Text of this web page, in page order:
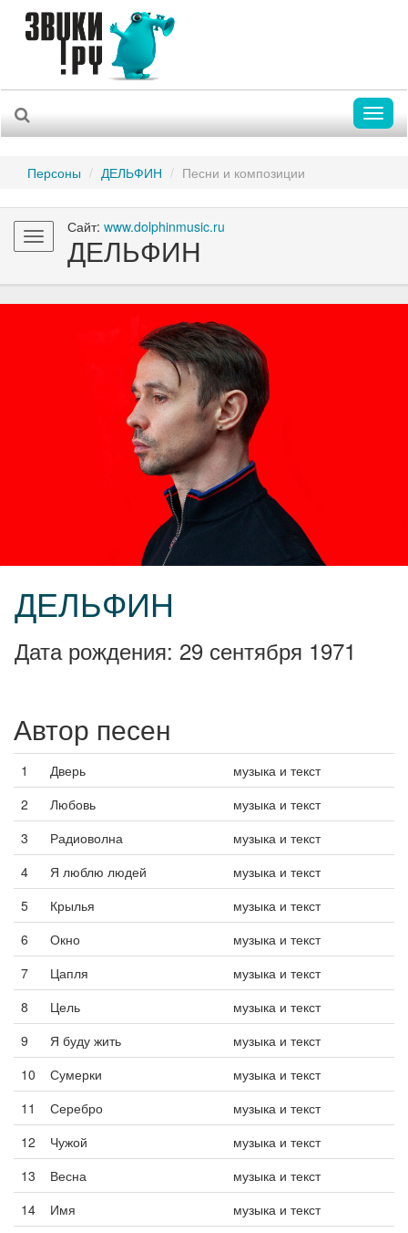
Персоны ДЕЛЬФИН Песни и композиции
Toggle
navigation
Сайт: www.dolphinmusic.ru
ДЕЛЬФИН
ДЕЛЬФИН
Дата рождения: 29 сентября 1971
Автор песен
1 Дверь
музыка и текст
2
Любовь
музыка и текст
3
Радиоволна
музыка и текст
4
Я люблю людей
музыка и текст
5
Крылья
музыка и текст
6
Окно
музыка и текст
7
Цапля
музыка и текст
8
Цель
музыка и текст
9
Я буду жить
музыка и текст
10
Сумерки
музыка и текст
11
Серебро
музыка и текст
12
Чужой
музыка и текст
13
Весна
музыка и текст
14
Имя
музыка и текст